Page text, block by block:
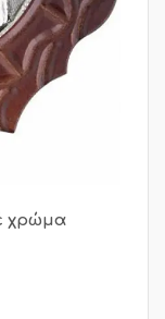
χρώμα